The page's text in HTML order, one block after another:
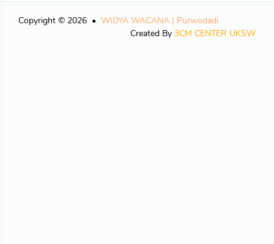
Copyright © 2026
WIDYA WACANA | Purwodadi
Created By 3CM CENTER UKSW